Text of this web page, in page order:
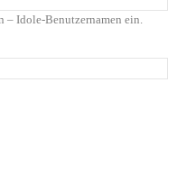
– Idole-Benutzernamen ein.